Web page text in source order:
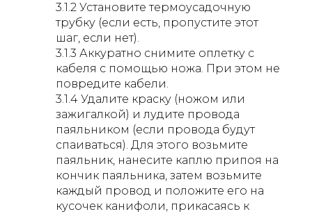
3.1.2 Установите термоусадочную
трубку (если есть, пропустите этот
шаг, если нет).
3.1.3 Аккуратно снимите оплетку с
кабеля с помощью ножа. При этом не
повредите кабели.
3.1.4 Удалите краску (ножом или
зажигалкой) и лудите провода
паяльником (если провода будут
спаиваться). Для этого возьмите
паяльник, нанесите каплю припоя на
кончик паяльника, затем возьмите
каждый провод и положите его на
кусочек канифоли, прикасаясь к